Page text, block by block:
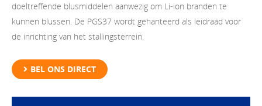
doeltreffende blusmiddelen aanwezig om Li-ion branden te
kunnen blussen. De PGS37 wordt gehanteerd als leidraad voor
de inrichting van het stallingsterrein.
BEL ONS DIRECT